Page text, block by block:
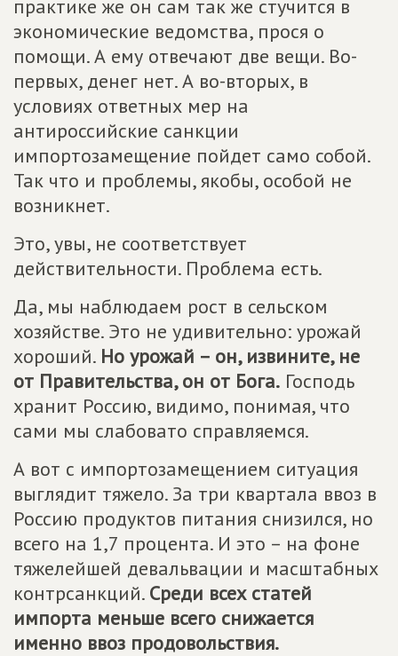
практике же он сам так же стучится в
экономические ведомства, прося о
помощи. А ему отвечают две вещи. Во-
первых, денег нет. А во-вторых, в
условиях ответных мер на
антироссийские санкции
импортозамещение пойдет само собой.
Так что и проблемы, якобы, особой не
возникнет.
Это, увы, не соответствует
действительности. Проблема есть.
Да, мы наблюдаем рост в сельском
хозяйстве. Это не удивительно: урожай
хороший. Но урожай – он, извините, не
от Правительства, он от Бога. Господь
хранит Россию, видимо, понимая, что
сами мы слабовато справляемся.
А вот с импортозамещением ситуация
выглядит тяжело. За три квартала ввоз в
Россию продуктов питания снизился, но
всего на 1,7 процента. И это – на фоне
тяжелейшей девальвации и масштабных
контрсанкций. Среди всех статей
импорта меньше всего снижается
именно ввоз продовольствия.